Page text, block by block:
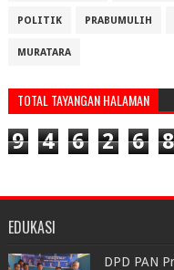
POLITIK PRABUMULIH
MURATARA
TOTAL TAYANGAN HALAMAN
9 4 6 2 6 8
EDUKASI
DPD PAN